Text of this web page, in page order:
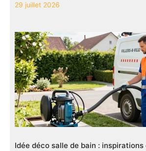
29 juillet 2026
Idée déco salle de bain :